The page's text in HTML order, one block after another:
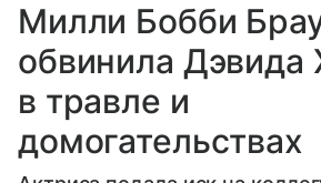
Милли Бобби
обвинила Дэвида
в травле и
домогательствах